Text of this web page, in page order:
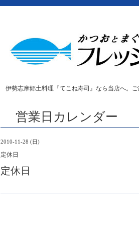
伊勢志摩郷土料理『てこね寿司』なら当店へ。
営業日カレンダー
2010-11-28 (日)
定休日
定休日